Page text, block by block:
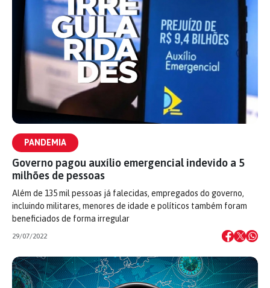
PANDEMIA
Governo pagou auxílio emergencial indevido a 5
milhões de pessoas
Além de 135 mil pessoas já falecidas, empregados do governo,
incluindo militares, menores de idade e políticos também foram
beneficiados de forma irregular
29/07/2022